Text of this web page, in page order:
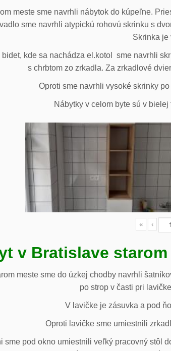
meste sme navrhli nábytok do kúpeľne.
sme navrhli atypickú rohovú skrinku s
Skrinka je
bidet, kde sa nachádza el.kotol sme navrhli
s chrbtom zo zrkadla. Za zrkadlové
Oproti sme navrhli vysoké skrinky
Nábytky v celom byte sú v
« ‹
v Bratislave
meste sme do úzkej chodby navrhli
po strop v časti pri
V lavičke je zásuvka a pod
Oproti lavičke sme umiestnili
sme pod okno umiestnili veľký pracovný stôl